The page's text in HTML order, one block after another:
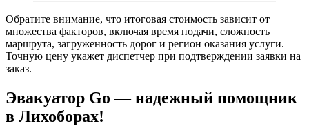
Обратите внимание, что итоговая стоимость зависит от
множества факторов, включая время подачи, сложность
маршрута, загруженность дорог и регион оказания услуги.
Точную цену укажет диспетчер при подтверждении заявки на
заказ.
Эвакуатор Go — надежный помощник
в Лихоборах!